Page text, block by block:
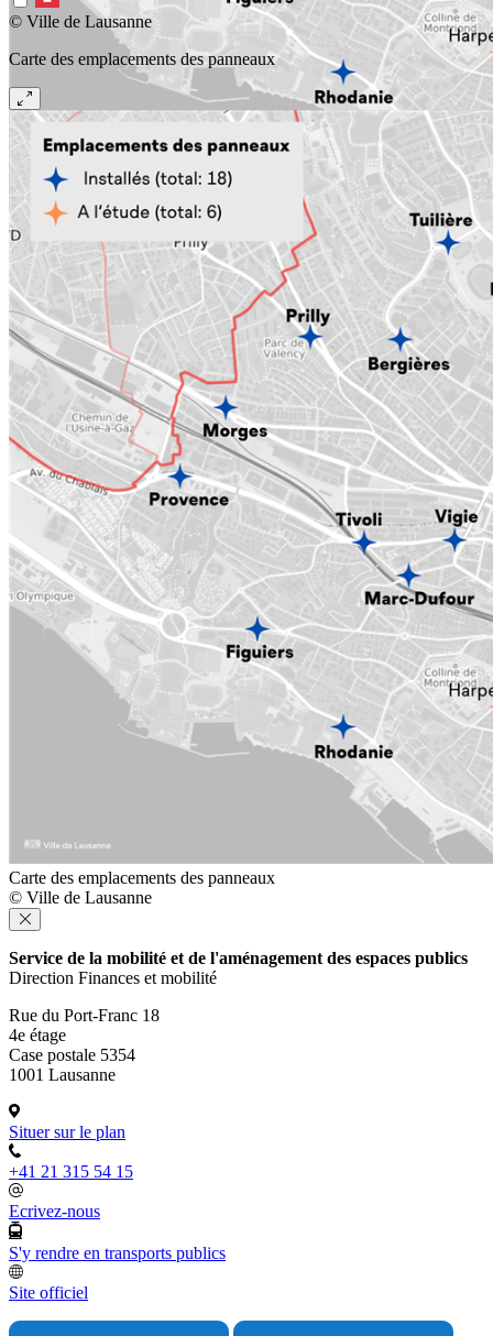
© Ville de Lausanne
Carte des emplacements des panneaux
Carte des emplacements des panneaux
© Ville de Lausanne
Service de la mobilité et de l'aménagement des espaces publics
Direction Finances et mobilité
Rue du Port-Franc 18
4e étage
Case postale 5354
1001 Lausanne
Situer sur le plan
+41 21 315 54 15
Ecrivez-nous
S'y rendre en transports publics
Site officiel